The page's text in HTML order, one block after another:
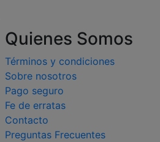
Quienes Somos
Términos y condiciones
Sobre nosotros
Pago seguro
Fe de erratas
Contacto
Preguntas Frecuentes